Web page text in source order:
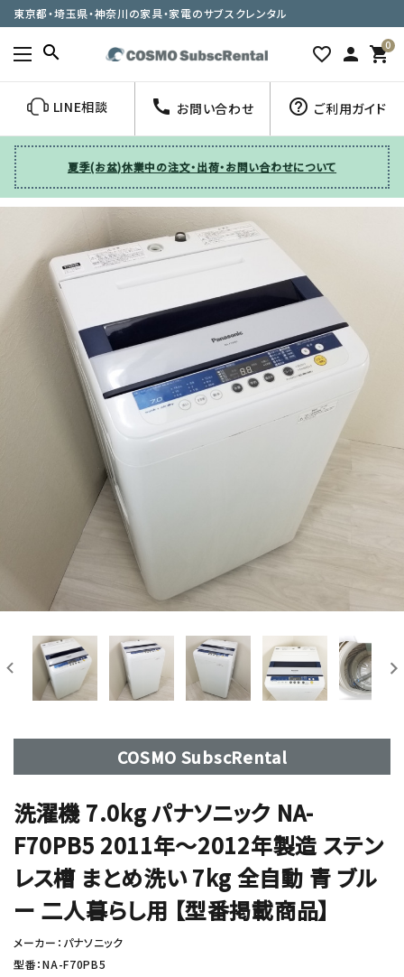
東京都・埼玉県・神奈川の家具・家電のサブスクレンタル
search favorite_border person 0
shopping_cart
LINE相談 call お問い合わせ help_outline ご利用ガイド
夏季(お盆)休業中の注文・出荷・お問い合わせについて
COSMO SubscRental
洗濯機 7.0kg パナソニック NA-
F70PB5 2011年〜2012年製造 ステン
レス槽 まとめ洗い 7kg 全自動 青 ブル
ー 二人暮らし用 【型番掲載商品】
メーカー：パナソニック
型番：NA-F70PB5